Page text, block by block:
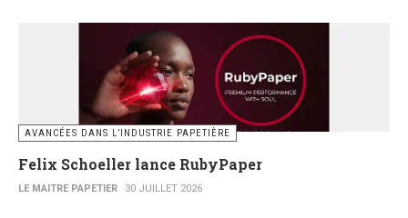
AVANCÉES DANS L’INDUSTRIE PAPETIÈRE
Felix Schoeller lance RubyPaper
LE MAITRE PAPETIER 30 JUILLET 2026